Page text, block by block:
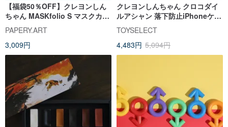
【福袋50％OFF】クレヨンしん
ちゃん MASKfolio S マスクカバ
ー
PAPERY.ART
3,009円
クレヨンしんちゃん クロコダイ
ルアシャン 落下防止iPhoneケー
ス
TOYSELECT
4,483円 5,094円